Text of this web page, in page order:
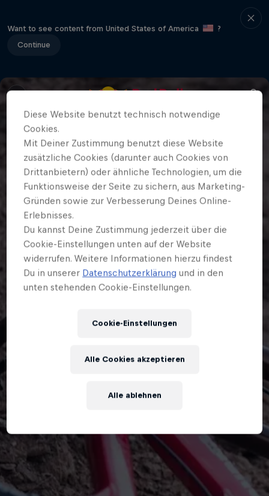
Want to see content from United States of America
?
Continue
Diese Website benutzt technisch notwendige
Cookies.
Mit Deiner Zustimmung benutzt diese Website
zusätzliche Cookies (darunter auch Cookies von
Drittanbietern) oder ähnliche Technologien, um die
Funktionsweise der Seite zu sichern, aus Marketing-
Gründen sowie zur Verbesserung Deines Online-
Erlebnisses.
Du kannst Deine Zustimmung jederzeit über die
Cookie-Einstellungen unten auf der Website
widerrufen. Weitere Informationen hierzu findest
Du in unserer Datenschutzerklärung und in den
unten stehenden Cookie-Einstellungen.
Cookie-Einstellungen
Alle ablehnen
Alle Cookies akzeptieren